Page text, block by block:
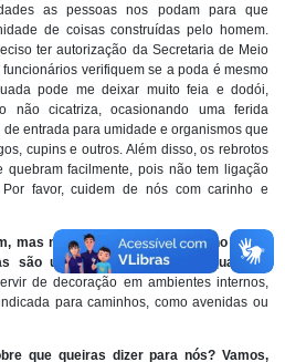
as pessoas nos podam para que
de coisas construídas pelo homem.
ter autorização da Secretaria de Meio
verifiquem se a poda é mesmo
pode me deixar muito feia e dodói,
não cicatriza, ocasionando uma ferida
entrada para umidade e organismos que
cupins e outros. Além disso, os rebrotos
facilmente, pois não tem ligação
favor, cuidem de nós com carinho e
mas muitas vezes o ser humano não é
são usadas pelo homem e quais os
de decoração em ambientes internos,
para caminhos, como avenidas ou
que queiras dizer para nós? Vamos,